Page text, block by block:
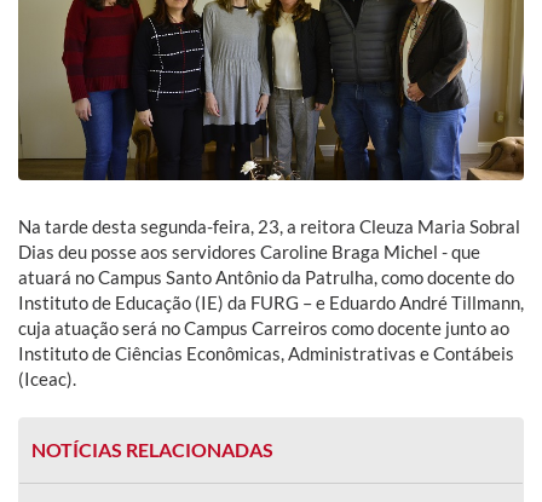
Na tarde desta segunda-feira, 23, a reitora Cleuza Maria Sobral
Dias deu posse aos servidores Caroline Braga Michel - que
atuará no Campus Santo Antônio da Patrulha, como docente do
Instituto de Educação (IE) da FURG – e Eduardo André Tillmann,
cuja atuação será no Campus Carreiros como docente junto ao
Instituto de Ciências Econômicas, Administrativas e Contábeis
(Iceac).
NOTÍCIAS RELACIONADAS